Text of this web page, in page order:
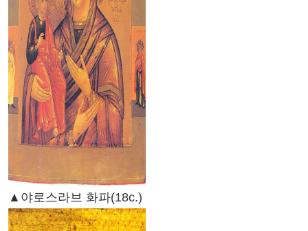
▲야로스라브 화파(18c.)